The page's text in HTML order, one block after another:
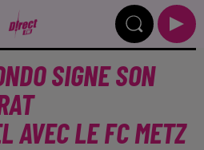
SIGNE SON
AVEC LE FC METZ